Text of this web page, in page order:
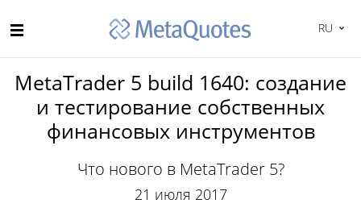
RU
MetaTrader 5 build 1640: создание
и тестирование собственных
финансовых инструментов
Что нового в MetaTrader 5?
21 июля 2017